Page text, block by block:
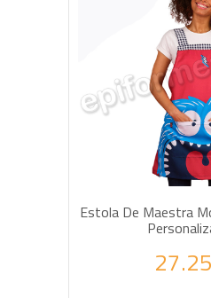
Estola De Maestra